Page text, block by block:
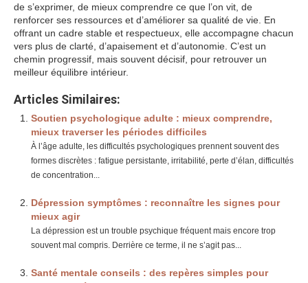
de s’exprimer, de mieux comprendre ce que l’on vit, de
renforcer ses ressources et d’améliorer sa qualité de vie. En
offrant un cadre stable et respectueux, elle accompagne chacun
vers plus de clarté, d’apaisement et d’autonomie. C’est un
chemin progressif, mais souvent décisif, pour retrouver un
meilleur équilibre intérieur.
Articles Similaires:
Soutien psychologique adulte : mieux comprendre,
mieux traverser les périodes difficiles
À l’âge adulte, les difficultés psychologiques prennent souvent des
formes discrètes : fatigue persistante, irritabilité, perte d’élan, difficultés
de concentration...
Dépression symptômes : reconnaître les signes pour
mieux agir
La dépression est un trouble psychique fréquent mais encore trop
souvent mal compris. Derrière ce terme, il ne s’agit pas...
Santé mentale conseils : des repères simples pour